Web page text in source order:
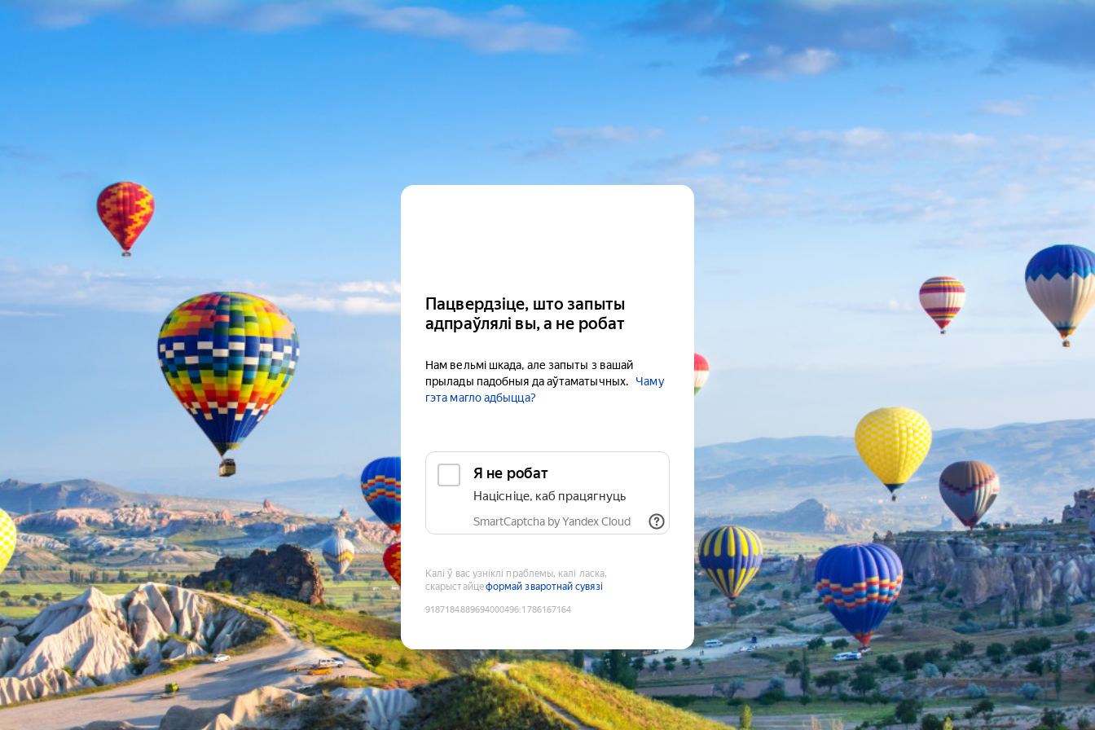
Пацвердзіце, што запыты
адпраўлялі вы, а не робат
Нам вельмі шкада, але запыты з вашай
прылады падобныя да аўтаматычных.
Чаму
гэта магло адбыцца?
Я не робат
Націсніце, каб працягнуць
SmartCaptcha by Yandex Cloud
Калі ў вас узніклі праблемы, калі ласка,
скарыстайцеформай зваротнай сувязі
9187184889694000496:1786167164